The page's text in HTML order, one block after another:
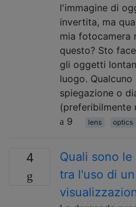
l'immagine di
invertita, ma
mia fotocamera
questo? Sto
gli oggetti
luogo.
spiegazione o
(preferibilmente
9
lens optics
4
Quali sono
tra l'uso di